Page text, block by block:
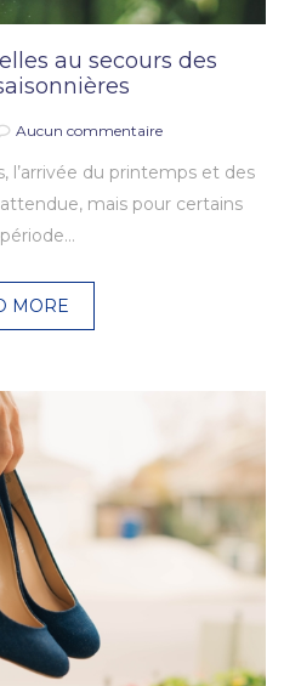
au secours des
Aucun commentaire
l’arrivée du printemps et des
mais pour certains
MORE